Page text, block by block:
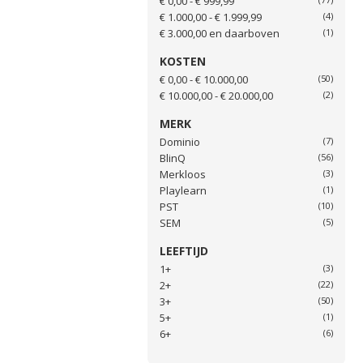
€ 1.000,00-€ 1.999,99 (4)
€ 3.000,00en daarboven (1)
KOSTEN
€ 0,00 - € 10.000,00 (50)
€ 10.000,00 - € 20.000,00 (2)
MERK
Dominio (7)
BlinQ (56)
Merkloos (3)
Playlearn (1)
PST (10)
SEM (5)
LEEFTIJD
1+ (3)
2+ (22)
3+ (50)
5+ (1)
6+ (6)